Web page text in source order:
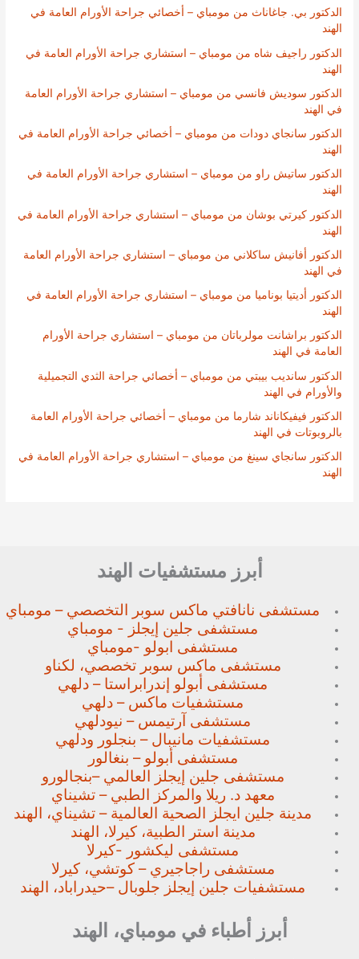
الدكتور بي. جاغاناث من مومباي – أخصائي جراحة الأورام العامة في
الهند
الدكتور راجيف شاه من مومباي – استشاري جراحة الأورام العامة في
الهند
الدكتور سوديش فانسي من مومباي – استشاري جراحة الأورام العامة
في الهند
الدكتور سانجاي دودات من مومباي – أخصائي جراحة الأورام العامة في
الهند
الدكتور ساتيش راو من مومباي – استشاري جراحة الأورام العامة في
الهند
الدكتور كيرتي بوشان من مومباي – استشاري جراحة الأورام العامة في
الهند
الدكتور أفانيش ساكلاني من مومباي – استشاري جراحة الأورام العامة
في الهند
الدكتور أديتيا بوناميا من مومباي – استشاري جراحة الأورام العامة في
الهند
الدكتور براشانت مولرباتان من مومباي – استشاري جراحة الأورام
العامة في الهند
الدكتور سانديب بيبتي من مومباي – أخصائي جراحة الثدي التجميلية
والأورام في الهند
الدكتور فيفيكاناند شارما من مومباي – أخصائي جراحة الأورام العامة
بالروبوتات في الهند
الدكتور سانجاي سينغ من مومباي – استشاري جراحة الأورام العامة في
الهند
أبرز مستشفيات الهند
مستشفى نانافتي ماكس سوبر التخصصي – مومباي
مستشفى جلين إيجلز - مومباي
مستشفى ابولو -مومباي
مستشفى ماكس سوبر تخصصي، لكناو
مستشفى أبولو إندرابراستا – دلهي
مستشفيات ماكس – دلهي
مستشفى آرتيمس – نيودلهي
مستشفيات مانيبال – بنجلور ودلهي
مستشفى أبولو – بنغالور
مستشفى جلين إيجلز العالمي –بنجالورو
معهد د. ريلا والمركز الطبي – تشيناي
مدينة جلين ايجلز الصحية العالمية – تشيناي، الهند
مدينة استر الطبية، كيرلا، الهند
مستشفى ليكشور -كيرلا
مستشفى راجاجيري – كوتشي، كيرلا
مستشفيات جلين إيجلز جلوبال –حيدراباد، الهند
أبرز أطباء في مومباي، الهند